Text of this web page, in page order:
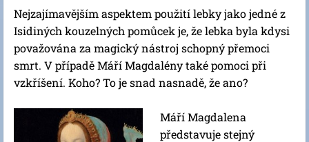
Nejzajímavějším aspektem použití lebky jako jedné z
Isidiných kouzelných pomůcek je, že lebka byla kdysi
považována za magický nástroj schopný přemoci
smrt. V případě Máří Magdalény také pomoci při
vzkříšení. Koho? To je snad nasnadě, že ano?
Máří Magdalena
představuje stejný